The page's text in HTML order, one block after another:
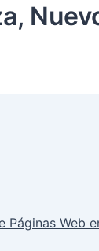
Páginas Web